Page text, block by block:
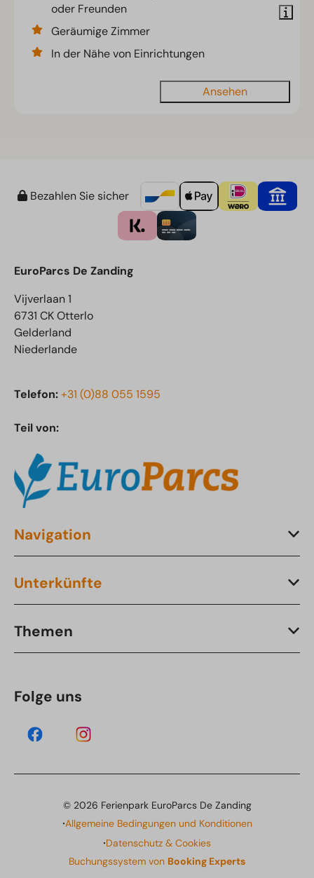
oder Freunden
Geräumige Zimmer
In der Nähe von Einrichtungen
Ansehen
Bezahlen Sie sicher
EuroParcs De Zanding
Vijverlaan 1
6731 CK Otterlo
Gelderland
Niederlande
Telefon:+31 (0)88 055 1595
Teil von:
Navigation
Unterkünfte
Themen
Folge uns
© 2026 Ferienpark EuroParcs De Zanding
·Allgemeine Bedingungen und Konditionen
·Datenschutz & Cookies
Buchungssystem von Booking Experts